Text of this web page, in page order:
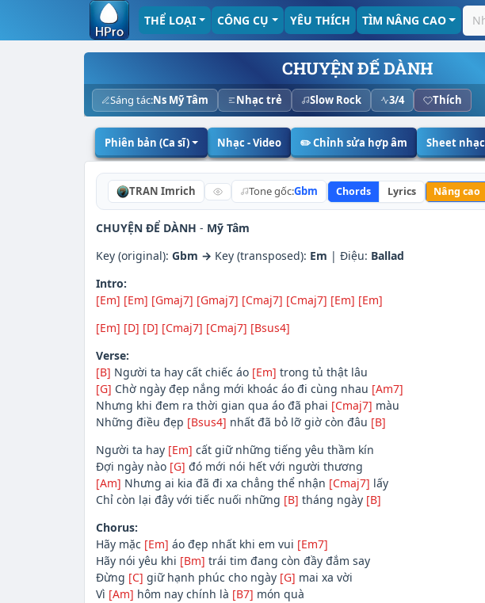
THỂ LOẠI CÔNG CỤ YÊU THÍCH TÌM NÂNG CAO
CHUYỆN ĐỂ DÀNH
Sáng tác:Ns Mỹ Tâm Nhạc trẻ Slow Rock 3/4 Thích
Phiên bản (Ca sĩ) Nhạc - Video ✏️ Chỉnh sửa hợp âm Sheet nhạc
TRAN Imrich Tone gốc:Gbm Chords Lyrics Nâng cao
CHUYỆN ĐỂ DÀNH - Mỹ Tâm
Key (original): Gbm → Key (transposed): Em | Điệu: Ballad
Intro:
[Em] [Em] [Gmaj7] [Gmaj7] [Cmaj7] [Cmaj7] [Em] [Em]
[Em] [D] [D] [Cmaj7] [Cmaj7] [Bsus4]
Verse:
[B] Người ta hay cất chiếc áo [Em] trong tủ thật lâu
[G] Chờ ngày đẹp nắng mới khoác áo đi cùng nhau [Am7]
Nhưng khi đem ra thời gian qua áo đã phai [Cmaj7] màu
Những điều đẹp [Bsus4] nhất đã bỏ lỡ giờ còn đâu [B]
Người ta hay [Em] cất giữ những tiếng yêu thầm kín
Đợi ngày nào [G] đó mới nói hết với người thương
[Am] Nhưng ai kia đã đi xa chẳng thể nhận [Cmaj7] lấy
Chỉ còn lại đây với tiếc nuối những [B] tháng ngày [B]
Chorus:
Hãy mặc [Em] áo đẹp nhất khi em vui [Em7]
Hãy nói yêu khi [Bm] trái tim đang còn đầy đắm say
Đừng [C] giữ hạnh phúc cho ngày [G] mai xa vời
Vì [Am] hôm nay chính là [B7] món quà